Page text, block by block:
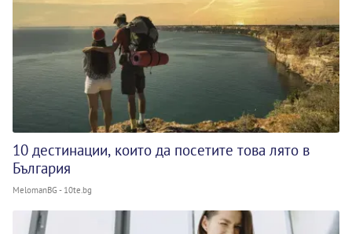
10 дестинации, които да посетите това лято в
България
MelomanBG - 10te.bg